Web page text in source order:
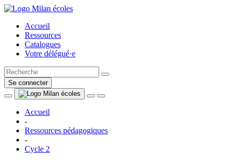
Accueil
Ressources
Catalogues
Votre délégué·e
Se connecter
Accueil
-
Ressources pédagogiques
-
Cycle 2